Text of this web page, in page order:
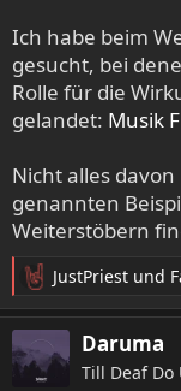
Beim bekannten
bekomme ich
ganz mit Bastian
Ich habe beim
gesucht, bei
Rolle für die
gelandet: Musik
Nicht alles
genannten
Weiterstöbern
R
e
a
k
t
JustPriest und
Daruma
Till Deaf Do